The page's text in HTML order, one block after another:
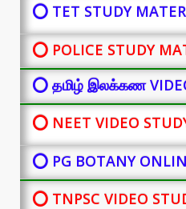
⭕ TET STUDY
⭕ POLICE STUDY
⭕ தமிழ் இலக்கண
⭕ NEET VIDEO
⭕ PG BOTANY
⭕ TNPSC VIDEO